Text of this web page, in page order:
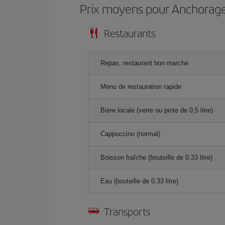
Prix ​​moyens pour
Restaurants
Repas, restaurant bon marché
Menu de restauration rapide
Bière locale (verre ou pinte de 0,5 litre)
Cappuccino (normal)
Boisson fraîche (bouteille de 0,33 litre)
Eau (bouteille de 0,33 litre)
Transports